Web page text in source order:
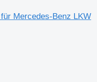
Mercedes-Benz LKW